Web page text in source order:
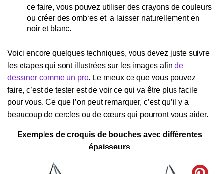
ce faire, vous pouvez utiliser des crayons de couleurs
ou créer des ombres et la laisser naturellement en
noir et blanc.
Voici encore quelques techniques, vous devez juste suivre
les étapes qui sont illustrées sur les images afin de
dessiner comme un pro. Le mieux ce que vous pouvez
faire, c’est de tester est de voir ce qui va être plus facile
pour vous. Ce que l’on peut remarquer, c’est qu’il y a
beaucoup de cercles ou de cœurs qui pourront vous aider.
Exemples de croquis de bouches avec différentes
épaisseurs